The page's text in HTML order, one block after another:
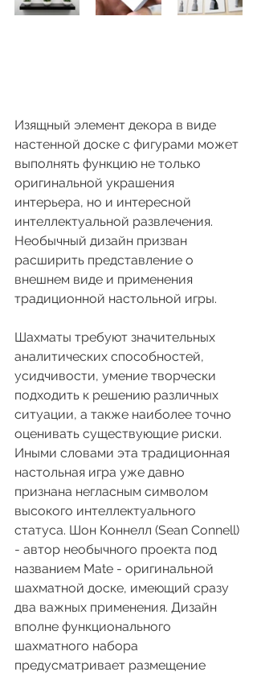
Изящный элемент декора в виде
настенной доске с фигурами может
выполнять функцию не только
оригинальной украшения
интерьера, но и интересной
интеллектуальной развлечения.
Необычный дизайн призван
расширить представление о
внешнем виде и применения
традиционной настольной игры.
Шахматы требуют значительных
аналитических способностей,
усидчивости, умение творчески
подходить к решению различных
ситуации, а также наиболее точно
оценивать существующие риски.
Иными словами эта традиционная
настольная игра уже давно
признана негласным символом
высокого интеллектуального
статуса. Шон Коннелл (Sean Connell)
- автор необычного проекта под
названием Mate - оригинальной
шахматной доске, имеющий сразу
два важных применения. Дизайн
вполне функционального
шахматного набора
предусматривает размещение